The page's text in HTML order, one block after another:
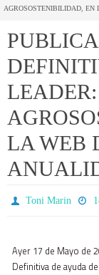
AGROSOSTENIBILIDAD, EN
LA WEB
Toni Marin
Ayer 17 de Mayo de
Definitiva de ayuda